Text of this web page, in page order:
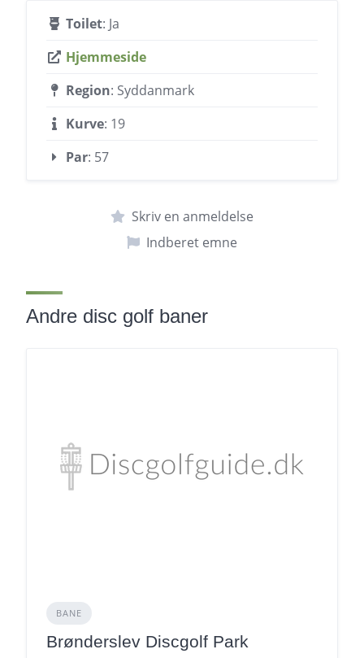
Toilet: Ja
Hjemmeside
Region: Syddanmark
Kurve: 19
Par: 57
Skriv en anmeldelse
Indberet emne
Andre disc golf baner
BANE
Brønderslev Discgolf Park